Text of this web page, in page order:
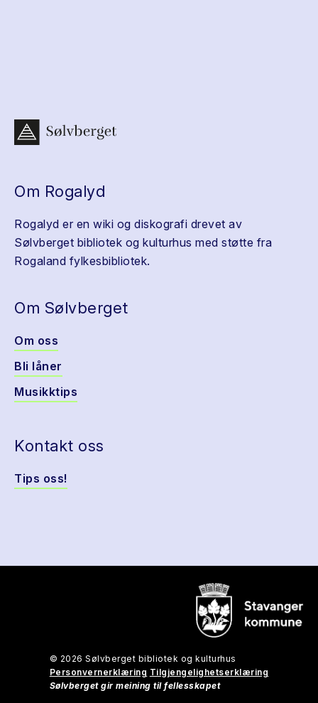
Om Rogalyd
Rogalyd er en wiki og diskografi drevet av
Sølvberget bibliotek og kulturhus med støtte fra
Rogaland fylkesbibliotek.
Om Sølvberget
Om oss
Bli låner
Musikktips
Kontakt oss
Tips oss!
© 2026 Sølvberget bibliotek og kulturhus
Personvernerklæring Tilgjengelighetserklæring
Sølvberget gir meining til fellesskapet